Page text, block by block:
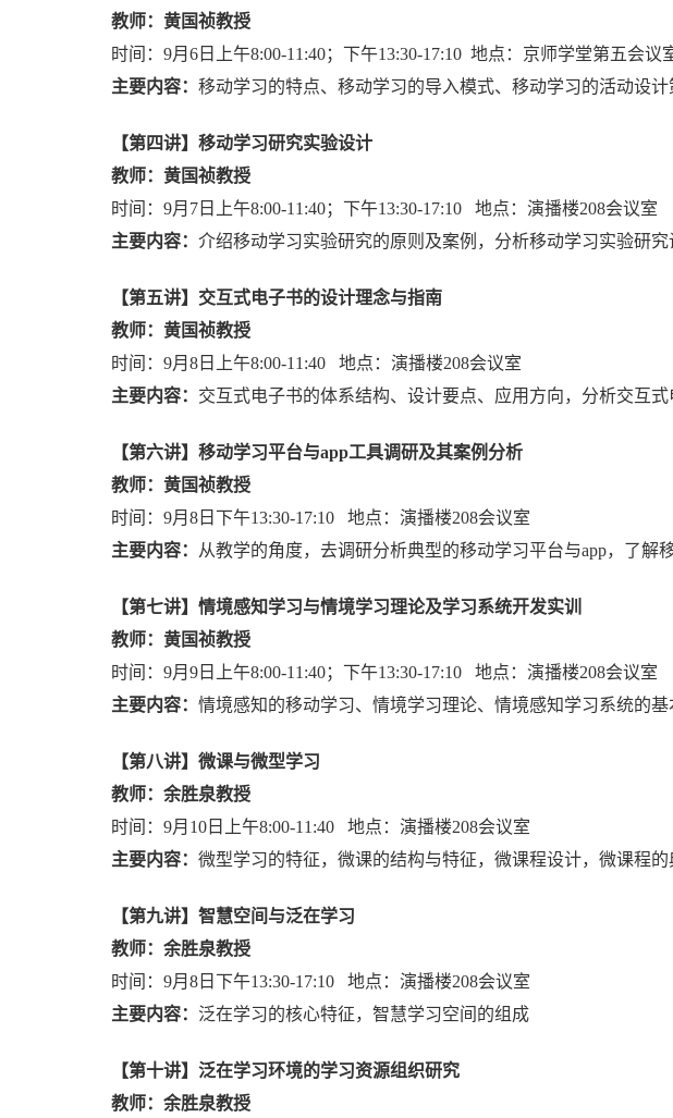
教师：黄国祯教授
时间： 9月 6 日上午8:00-11:40；下午13:30-17:10 地点：京师学堂第五会议
主要内容： 移动学习的特点、移动学习的导入模式、移动学习的活动设
【第四讲】移动学习研究实验设计
教师：黄国祯教授
时间： 9月 7 日上午8:00-11:40；下午13:30-17:10 地点：演播楼208会议室
主要内容： 介绍移动学习实验研究的原则及案例，分析移动学习实验研
【第五讲】交互式电子书的设计理念与指南
教师：黄国祯教授
时间： 9月 8 日上午8:00-11:40 地点：演播楼208会议室
主要内容： 交互式电子书的体系结构、设计要点、应用方向，分析交互
【第六讲】移动学习平台与app工具调研及其案例分析
教师：黄国祯教授
时间： 9月 8 日下午13:30-17:10 地点：演播楼208会议室
主要内容：
从教学的角度，去调研分析典型的移动学习平台与app，了解
【第七讲】情境感知学习与情境学习理论及学习系统开发实训
教师：黄国祯教授
时间： 9月 9 日上午8:00-11:40；下午13:30-17:10 地点：演播楼208会议室
主要内容： 情境感知的移动学习、情境学习理论、情境感知学习系统的
【第八讲】微课与微型学习
教师：余胜泉教授
时间： 9月 10 日上午8:00-11:40 地点：演播楼208会议室
主要内容： 微型学习的特征，微课的结构与特征，微课程设计，微课程
【第九讲】智慧空间与泛在学习
教师：余胜泉教授
时间： 9月 8 日下午13:30-17:10 地点：演播楼208会议室
主要内容： 泛在学习的核心特征，智慧学习空间的组成
【第十讲】泛在学习环境的学习资源组织研究
教师：余胜泉教授